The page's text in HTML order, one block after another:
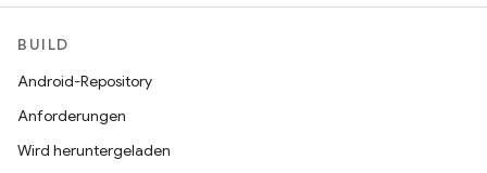
BUILD
Android-Repository
Anforderungen
Wird heruntergeladen